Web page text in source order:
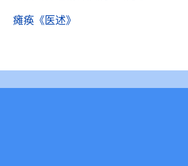
瘫痪 《医述》